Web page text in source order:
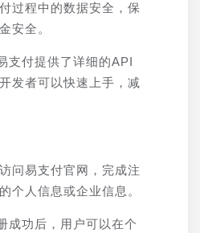
过程中的数据安全，保
安全。
支付提供了详细的API
发者可以快速上手，减
问易支付官网，完成注
个人信息或企业信息。
成功后，用户可以在个